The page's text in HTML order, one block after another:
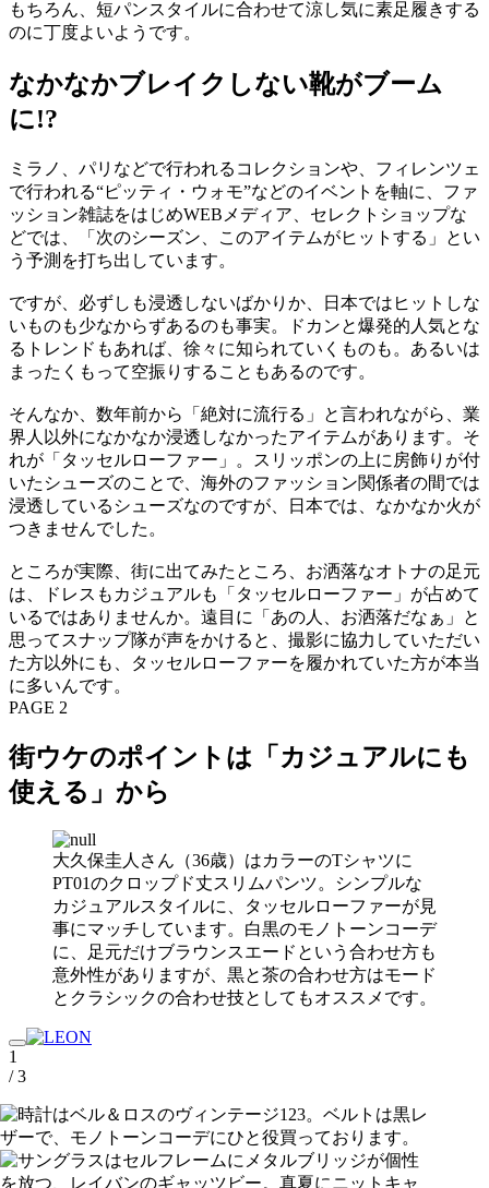
もちろん、短パンスタイルに合わせて涼し気に素足履きする
のに丁度よいようです。
なかなかブレイクしない靴がブーム
に!?
ミラノ、パリなどで行われるコレクションや、フィレンツェ
で行われる“ピッティ・ウォモ”などのイベントを軸に、ファ
ッション雑誌をはじめWEBメディア、セレクトショップな
どでは、「次のシーズン、このアイテムがヒットする」とい
う予測を打ち出しています。
ですが、必ずしも浸透しないばかりか、日本ではヒットしな
いものも少なからずあるのも事実。ドカンと爆発的人気とな
るトレンドもあれば、徐々に知られていくものも。あるいは
まったくもって空振りすることもあるのです。
そんなか、数年前から「絶対に流行る」と言われながら、業
界人以外になかなか浸透しなかったアイテムがあります。そ
れが「タッセルローファー」。スリッポンの上に房飾りが付
いたシューズのことで、海外のファッション関係者の間では
浸透しているシューズなのですが、日本では、なかなか火が
つきませんでした。
ところが実際、街に出てみたところ、お洒落なオトナの足元
は、ドレスもカジュアルも「タッセルローファー」が占めて
いるではありませんか。遠目に「あの人、お洒落だなぁ」と
思ってスナップ隊が声をかけると、撮影に協力していただい
た方以外にも、タッセルローファーを履かれていた方が本当
に多いんです。
PAGE 2
街ウケのポイントは「カジュアルにも
使える」から
大久保圭人さん（36歳）はカラーのTシャツに
PT01のクロップド丈スリムパンツ。シンプルな
カジュアルスタイルに、タッセルローファーが見
事にマッチしています。白黒のモノトーンコーデ
に、足元だけブラウンスエードという合わせ方も
意外性がありますが、黒と茶の合わせ方はモード
とクラシックの合わせ技としてもオススメです。
1
/ 3